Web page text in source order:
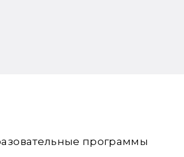
программы